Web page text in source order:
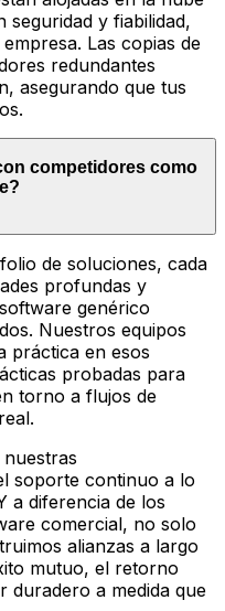
y fiabilidad,
Las copias de
redundantes
asegurando que tus
competidores como
de soluciones, cada
profundas y
genérico
Nuestros equipos
práctica en esos
probadas para
torno a flujos de
soporte continuo a lo
a diferencia de los
comercial, no solo
alianzas a largo
mutuo, el retorno
duradero a medida que